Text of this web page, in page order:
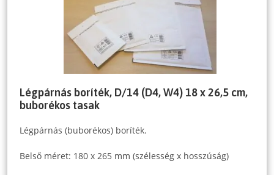
Légpárnás boríték, D/14 (D4, W4) 18 x 26,5 cm,
buborékos tasak
Légpárnás (buborékos) boríték.
Belső méret: 180 x 265 mm (szélesség x hosszúság)